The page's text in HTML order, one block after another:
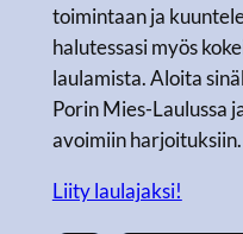
toimintaan ja
halutessasi myös
laulamista. Aloita
Porin Mies-Laulussa
avoimiin harjoituksiin.
Liity laulajaksi!